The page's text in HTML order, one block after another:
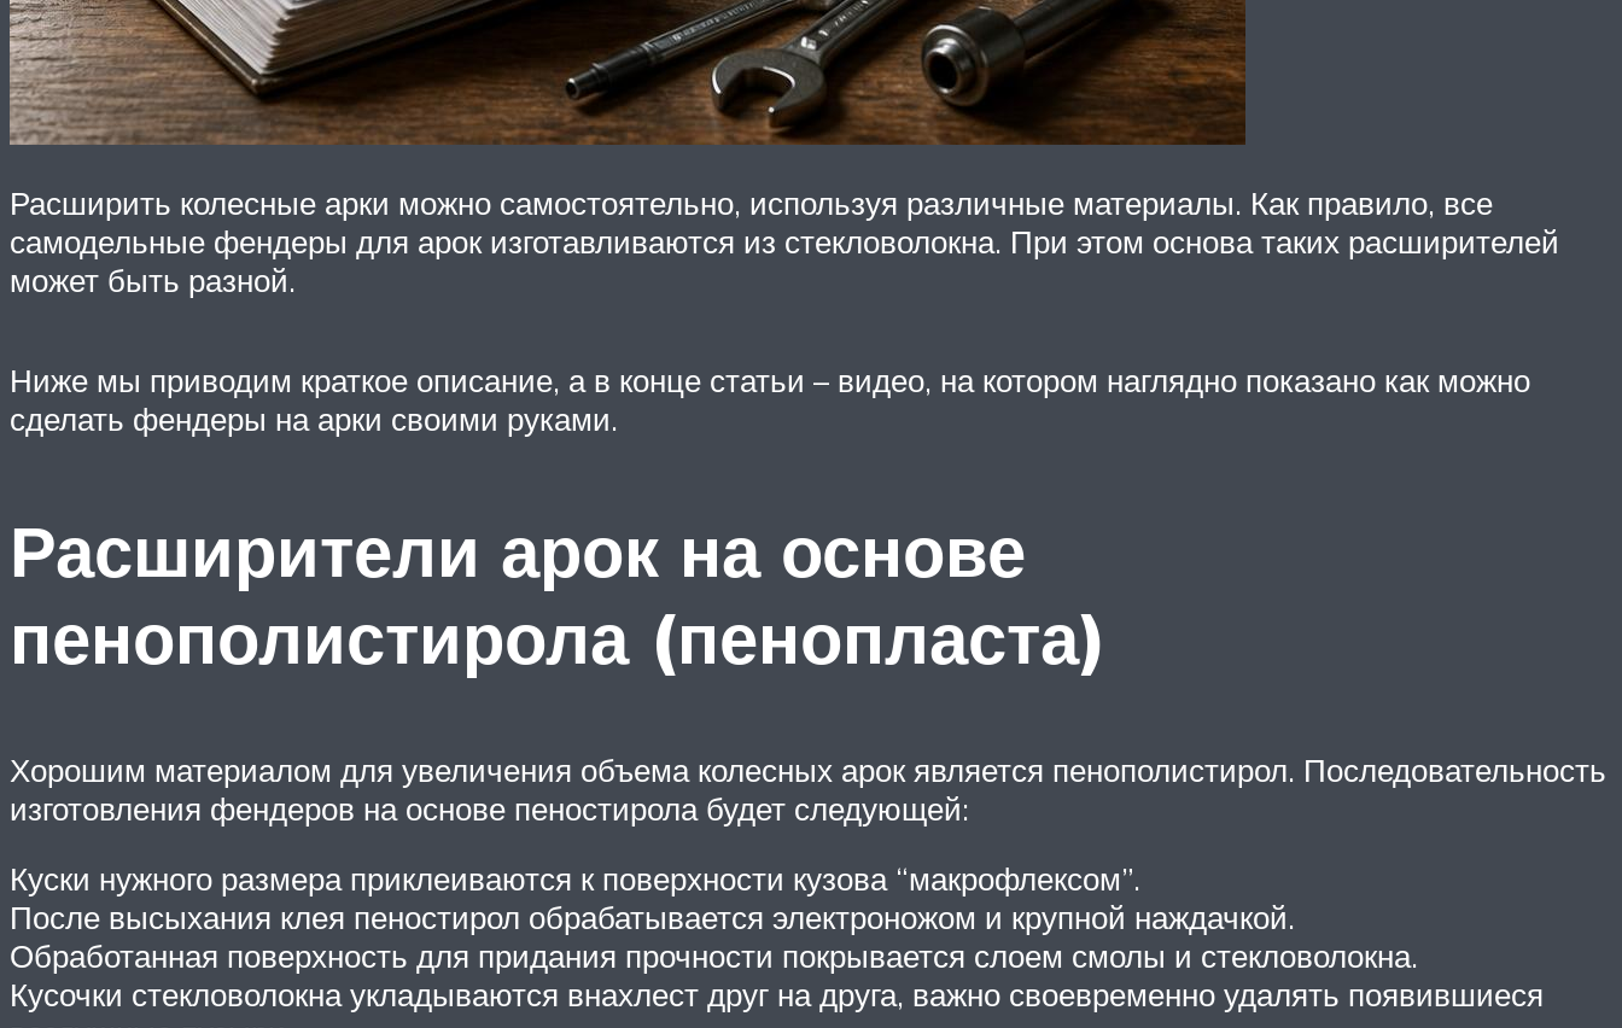
Расширить колесные арки можно самостоятельно, используя различные материалы. Как правило, все
самодельные фендеры для арок изготавливаются из стекловолокна. При этом основа таких расширителей
может быть разной.
Ниже мы приводим краткое описание, а в конце статьи – видео, на котором наглядно показано как можно
сделать фендеры на арки своими руками.
Расширители арок на основе
пенополистирола (пенопласта)
Хорошим материалом для увеличения объема колесных арок является пенополистирол. Последовательность
изготовления фендеров на основе пеностирола будет следующей:
Куски нужного размера приклеиваются к поверхности кузова “макрофлексом”.
После высыхания клея пеностирол обрабатывается электроножом и крупной наждачкой.
Обработанная поверхность для придания прочности покрывается слоем смолы и стекловолокна.
Кусочки стекловолокна укладываются внахлест друг на друга, важно своевременно удалять появившиеся